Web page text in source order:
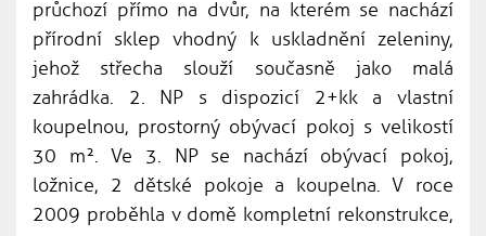
průchozí přímo na dvůr, na kterém se nachází
přírodní sklep vhodný k uskladnění zeleniny,
jehož střecha slouží současně jako malá
zahrádka. 2. NP s dispozicí 2+kk a vlastní
koupelnou, prostorný obývací pokoj s velikostí
30 m². Ve 3. NP se nachází obývací pokoj,
ložnice, 2 dětské pokoje a koupelna. V roce
2009 proběhla v domě kompletní rekonstrukce,